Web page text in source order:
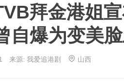
拜金港姐
自爆为变美
来源: 我爱追港剧 山西